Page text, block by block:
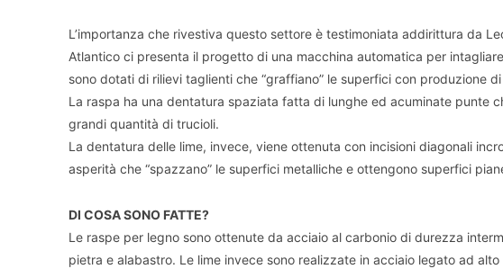
L’importanza che rivestiva questo settore è testimoniata addirittura da
Atlantico ci presenta il progetto di una macchina automatica per
sono dotati di rilievi taglienti che “graffiano” le superfici con produzione
La raspa ha una dentatura spaziata fatta di lunghe ed acuminate punte
grandi quantità di trucioli.
La dentatura delle lime, invece, viene ottenuta con incisioni diagonali
asperità che “spazzano” le superfici metalliche e ottengono superfici
DI COSA SONO FATTE?
Le raspe per legno sono ottenute da acciaio al carbonio di durezza
pietra e alabastro. Le lime invece sono realizzate in acciaio legato ad